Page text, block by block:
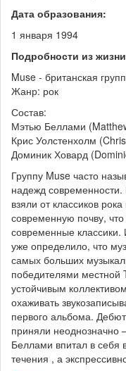
Дата образования:
1 января 1994
Подробности из
Muse - британская
Жанр: рок
Состав:
Мэтью Беллами
Крис Уолстенхолм
Доминик Ховард
Группу Muse часто
надежд
взяли от классиков
современную почву,
современные
уже определило, что
самых больших
победителями местной
устойчивым
охаживать
первого альбома.
приняли неоднозначно
Беллами впитал в себя
течения , а